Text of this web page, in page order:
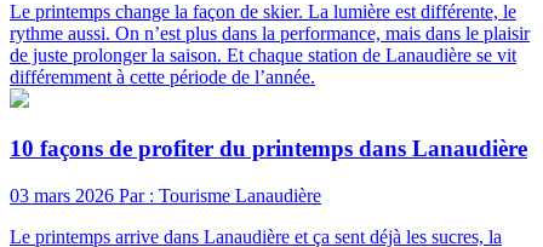
Le printemps change la façon de skier. La lumière est différente, le
rythme aussi. On n’est plus dans la performance, mais dans le plaisir
de juste prolonger la saison. Et chaque station de Lanaudière se vit
différemment à cette période de l’année.
10 façons de profiter du printemps dans Lanaudière
03 mars 2026 Par : Tourisme Lanaudière
Le printemps arrive dans Lanaudière et ça sent déjà les sucres, la